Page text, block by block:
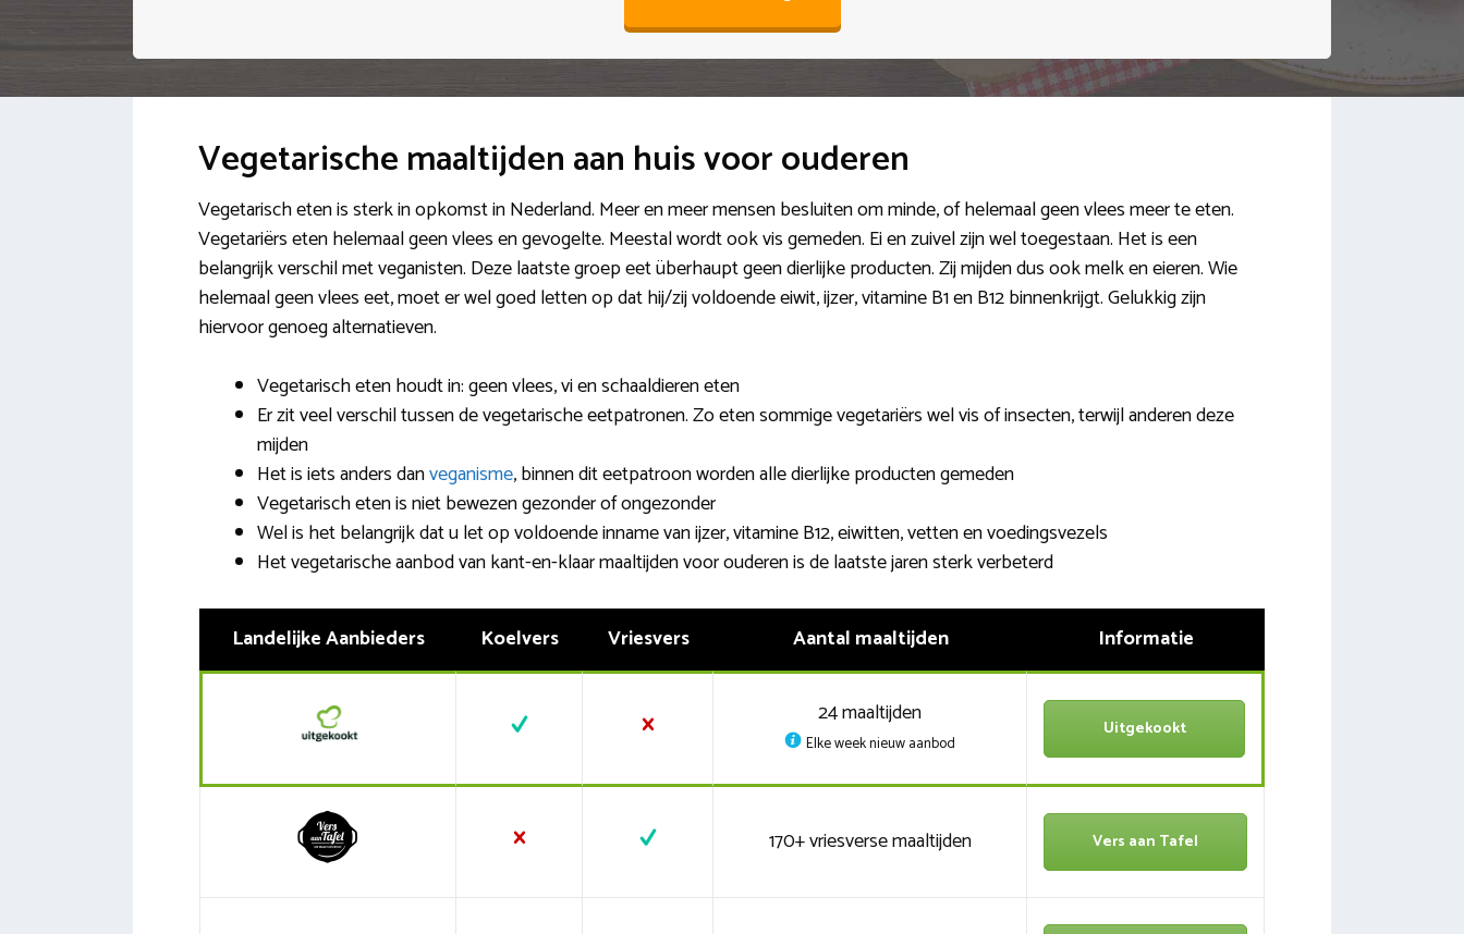
Vegetarische maaltijden aan huis voor ouderen
Vegetarisch eten is sterk in opkomst in Nederland. Meer en meer mensen besluiten om minde, of helemaal geen vlees meer te eten.
Vegetariërs eten helemaal geen vlees en gevogelte. Meestal wordt ook vis gemeden. Ei en zuivel zijn wel toegestaan. Het is een
belangrijk verschil met veganisten. Deze laatste groep eet überhaupt geen dierlijke producten. Zij mijden dus ook melk en eieren. Wie
helemaal geen vlees eet, moet er wel goed letten op dat hij/zij voldoende eiwit, ijzer, vitamine B1 en B12 binnenkrijgt. Gelukkig zijn
hiervoor genoeg alternatieven.
Vegetarisch eten houdt in: geen vlees, vi en schaaldieren eten
Er zit veel verschil tussen de vegetarische eetpatronen. Zo eten sommige vegetariërs wel vis of insecten, terwijl anderen deze
mijden
Het is iets anders danveganisme, binnen dit eetpatroon worden alle dierlijke producten gemeden
Vegetarisch eten is niet bewezen gezonder of ongezonder
Wel is het belangrijk dat u let op voldoende inname van ijzer, vitamine B12, eiwitten, vetten en voedingsvezels
Het vegetarische aanbod van kant-en-klaar maaltijden voor ouderen is de laatste jaren sterk verbeterd
Landelijke Aanbieders Koelvers Vriesvers Aantal maaltijden Informatie
24 maaltijden
Elke week nieuw aanbod
Uitgekookt
170+ vriesverse maaltijden Vers aan Tafel